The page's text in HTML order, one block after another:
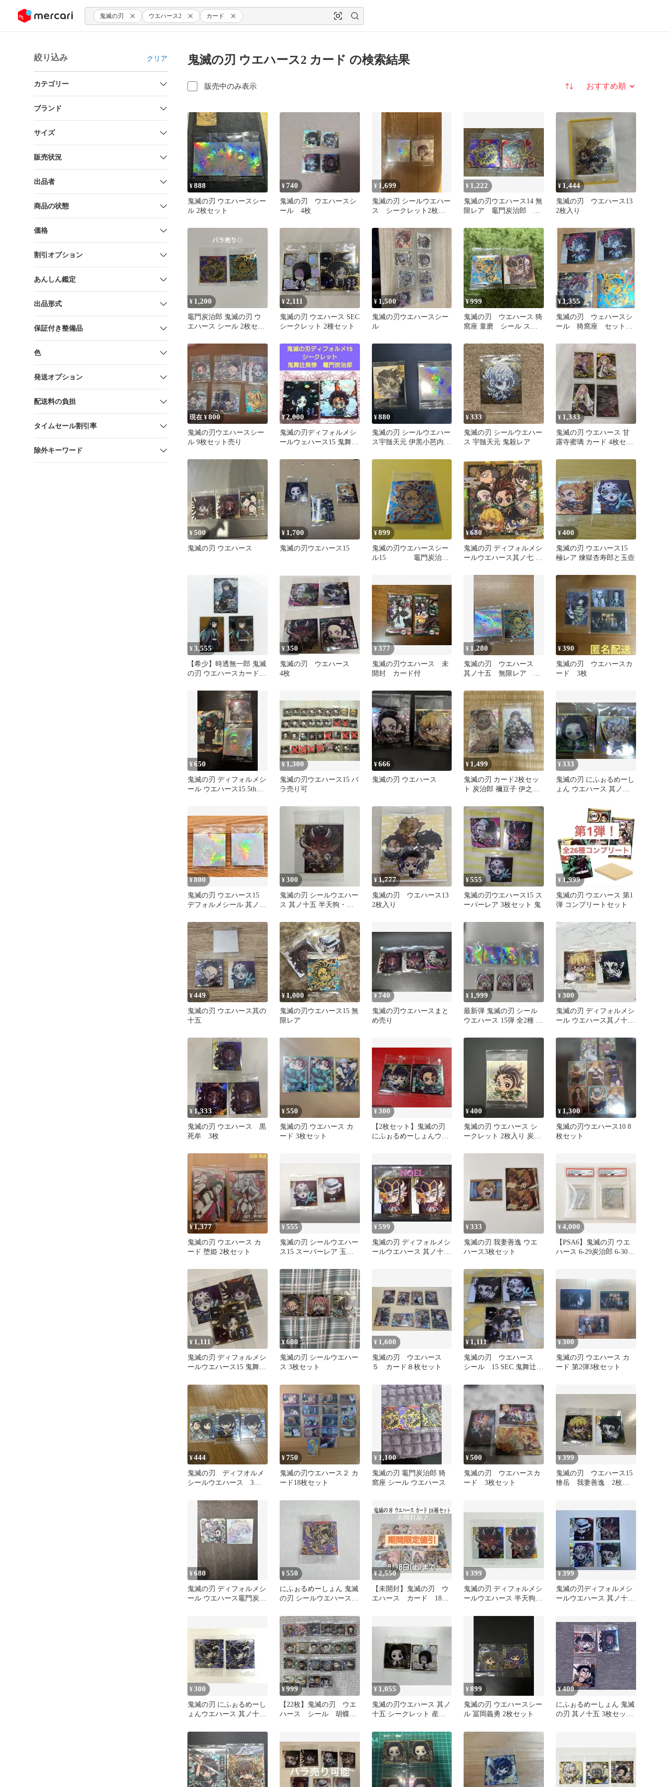
ツにスキップ 鬼滅の刃 ウエハース2 カード
絞り込み クリア
カテゴリー
ブランド
サイズ
販売状況
出品者
商品の状態
価格
割引オプション
あんしん鑑定
出品形式
保証付き整備品
色
発送オプション
配送料の負担
タイムセール割引率
除外キーワード
鬼滅の刃 ウエハース2 カード の検索結果
販売中のみ表示 並び替え
¥888
鬼滅の刃 ウエハースシー
ル 2枚セット
¥ 740
鬼滅の刃 ウエハースシ
ール 4枚
¥ 1,699
鬼滅の刃 シールウエハー
ス シークレット2枚セ
¥ 1,222
鬼滅の刃ウエハース14 無
限レア 竈門炭治郎 鬼
¥ 1,444
鬼滅の刃 ウエハース13
2枚入り
¥ 1,200
竈門炭治郎 鬼滅の刃 ウ
エハース シール 2枚セッ
¥2,111
鬼滅の刃 ウエハース SEC
シークレット 2種セット
¥ 1,500
鬼滅の刃ウエハースシー
ル
¥999
鬼滅の刃 ウエハース 猗
窩座 童磨 シール ステ
ト
¥1,355
鬼滅の刃 ウェハースシ
ール 猗窩座 セット
現在 ¥800
鬼滅の刃ウエハースシー
ル 9枚セット売り
¥2,000
鬼滅の刃ディフォルメシ
ールウェハース15 鬼舞辻
レット
¥880
鬼滅の刃 シールウエハー
ス宇髄天元 伊黒小芭内 2
¥333
鬼滅の刃 シールウエハー
ス 宇髄天元 鬼殺レア
¥ 1,333
鬼滅の刃 ウエハース 甘
露寺蜜璃 カード 4枚セッ
¥500
鬼滅の刃 ウエハース
¥ 1,700
鬼滅の刃ウエハース15
¥899
鬼滅の刃ウエハースシー
ル15 竈門炭治郎
¥680
鬼滅の刃 ディフォルメシ
ールウエハース其ノ七 2
滅」
¥400
鬼滅の刃 ウエハース15
極レア 煉獄杏寿郎と玉壺
¥3,555
【希少】時透無一郎 鬼滅
の刃 ウエハースカード 3
¥350
鬼滅の刃 ウエハース
4枚
¥377
鬼滅の刃ウエハース 未
開封 カード付
¥ 1,280
鬼滅の刃 ウエハース
其ノ十五 無限レア 竈
蜜璃
¥390
鬼滅の刃 ウエハースカ
ード 3枚
¥650
鬼滅の刃 ディフォルメシ
ール ウエハース15 5thレ
¥ 1,300
鬼滅の刃ウエハース15 バ
ラ売り可
¥666
鬼滅の刃 ウエハース
¥ 1,499
鬼滅の刃 カード2枚セッ
ト 炭治郎 禰豆子 伊之助
¥333
鬼滅の刃 にふぉるめーし
ょん ウエハース 其ノ十
¥800
鬼滅の刃 ウエハース15
デフォルメシール 其ノ十
ット
¥300
鬼滅の刃 シールウエハー
ス 其ノ十五 半天狗・憎
¥ 1,777
鬼滅の刃 ウエハース13
2枚入り
¥555
鬼滅の刃ウエハース15 ス
ーパーレア 3枚セット 鬼
¥ 1,999
鬼滅の刃 ウエハース 第1
弾 コンプリートセット
¥449
鬼滅の刃 ウエハース其の
十五
¥1,000
鬼滅の刃ウエハース15 無
限レア
¥ 740
鬼滅の刃ウエハースまと
め売り
¥ 1,999
最新弾 鬼滅の刃 シール
ウエハース 15弾 全2種 7
¥300
鬼滅の刃 ディフォルメシ
ール ウエハース其ノ十
¥ 1,333
鬼滅の刃 ウエハース 黒
死牟 3枚
¥550
鬼滅の刃 ウエハース カ
ード 3枚セット
¥300
【2枚セット】鬼滅の刃
にふぉるめーしょんウエ
¥400
鬼滅の刃 ウエハース シ
ークレット 2枚入り 炭治
¥ 1,300
鬼滅の刃ウエハース10 8
枚セット
¥1,377
鬼滅の刃 ウエハース カ
ード 堕姫 2枚セット
¥555
鬼滅の刃 シールウエハー
ス15 スーパーレア 玉壺
¥599
鬼滅の刃 ディフォルメシ
ールウエハース 其ノ十五
¥333
鬼滅の刃 我妻善逸 ウエ
ハース3枚セット
¥4,000
【PSA6】鬼滅の刃 ウエ
ハース 6-29炭治郎 6-30禰
¥ 1,111
鬼滅の刃 ディフォルメシ
ールウエハース15 鬼舞辻
¥600
鬼滅の刃 シールウエハー
ス 3枚セット
¥ 1,600
鬼滅の刃 ウエハース
５ カード８枚セット
¥1,111
鬼滅の刃 ウエハース
シール 15 SEC 鬼舞辻無
¥300
鬼滅の刃 ウエハース カ
ード 第2弾3枚セット
¥444
鬼滅の刃 ディフオルメ
シールウエハース 3枚
¥750
鬼滅の刃ウエハース２ カ
ード18枚セット
¥ 1,100
鬼滅の刃 竈門炭治郎 猗
窩座 シール ウエハース
¥500
鬼滅の刃 ウエハースカ
ード 3枚セット
¥399
鬼滅の刃 ウエハース15
獪岳 我妻善逸 2枚セ
¥680
鬼滅の刃 ディフォルメシ
ール ウエハース竈門炭治
¥550
にふぉるめーしょん 鬼滅
の刃 シールウエハース
¥2,550
【未開封】鬼滅の刃 ウ
エハース カード 18
¥399
鬼滅の刃 ディフォルメシ
ールウエハース 半天狗・
¥399
鬼滅の刃ディフォルメシ
ールウエハース 其ノ十五
¥300
鬼滅の刃 にふぉるめーし
ょんウエハース 其ノ十四
¥999
【22枚】鬼滅の刃 ウエ
ハース シール 胡蝶し
¥ 1,055
鬼滅の刃ウエハース 其ノ
十五 シークレット 産屋
¥899
鬼滅の刃 ウエハースシー
ル 冨岡義勇 2枚セット
¥400
にふぉるめーしょん 鬼滅
の刃 其ノ十五 3枚セット